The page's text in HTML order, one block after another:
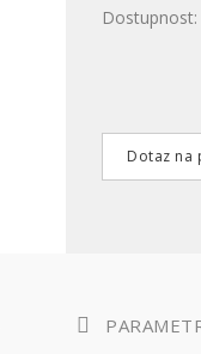
Dostupnost:
Dotaz na